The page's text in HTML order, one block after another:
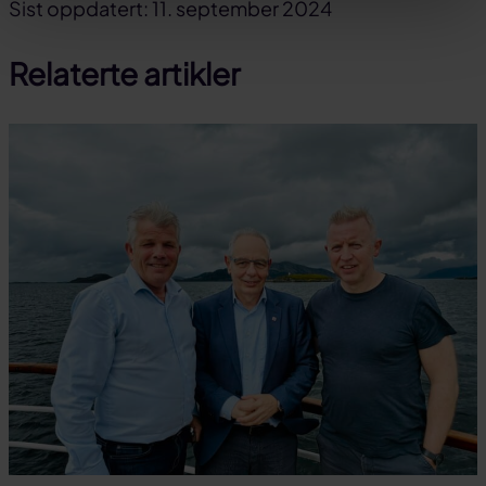
Del
facebook
Del
linkedin
Del
Sist oppdatert: 11. september 2024
Relaterte artikler